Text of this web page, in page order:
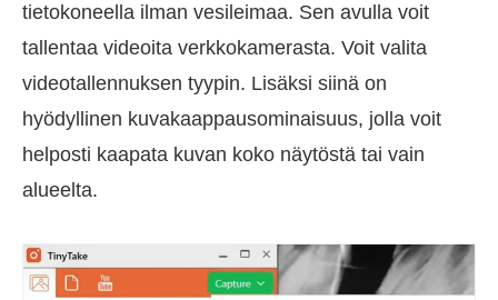
tietokoneella ilman vesileimaa. Sen avulla voit
tallentaa videoita verkkokamerasta. Voit valita
videotallennuksen tyypin. Lisäksi siinä on
hyödyllinen kuvakaappausominaisuus, jolla voit
helposti kaapata kuvan koko näytöstä tai vain
alueelta.